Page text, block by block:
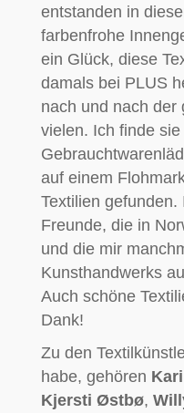
entstanden in
farbenfrohe
ein Glück, diese
damals bei PLUS
nach und nach der
vielen. Ich finde sie
auf einem
Textilien
Freunde, die in
und die mir
Kunsthandwerks
Auch schöne
Dank!
Zu den
habe, gehören
Kjersti Østbø,